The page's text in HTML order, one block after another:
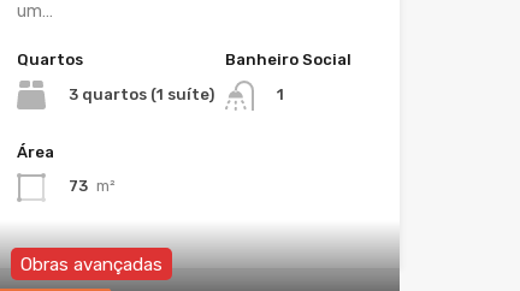
um…
Quartos
3 quartos (1 suíte)
Banheiro Social
1
Área
73 m²
Obras avançadas